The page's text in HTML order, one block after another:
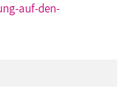
auf-den-